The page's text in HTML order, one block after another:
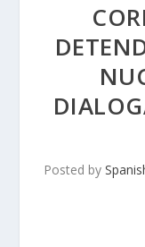
Posted by